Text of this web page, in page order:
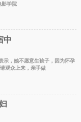
步的晦气。 英国电影学院
中
示，她不愿意生孩子，因为怀孕
观众上来，亲手做